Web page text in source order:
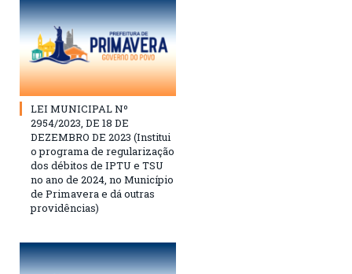
LEI MUNICIPAL Nº
2954/2023, DE 18 DE
DEZEMBRO DE 2023 (Institui
o programa de regularização
dos débitos de IPTU e TSU
no ano de 2024, no Município
de Primavera e dá outras
providências)